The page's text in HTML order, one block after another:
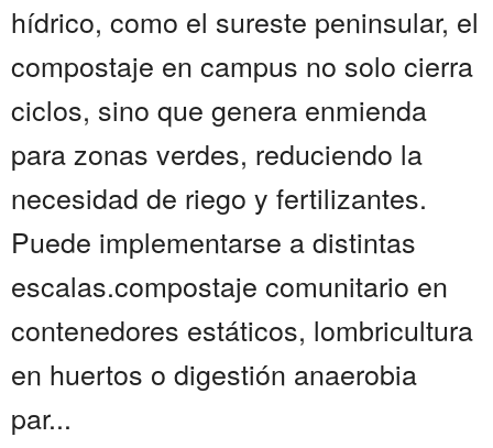
hídrico, como el sureste peninsular, el
compostaje en campus no solo cierra
ciclos, sino que genera enmienda
para zonas verdes, reduciendo la
necesidad de riego y fertilizantes.
Puede implementarse a distintas
escalas.compostaje comunitario en
contenedores estáticos, lombricultura
en huertos o digestión anaerobia
par...